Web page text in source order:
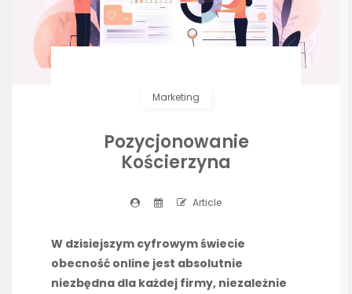
Marketing
Pozycjonowanie
Kościerzyna
Article
W dzisiejszym cyfrowym świecie
obecność online jest absolutnie
niezbędna dla każdej firmy, niezależnie